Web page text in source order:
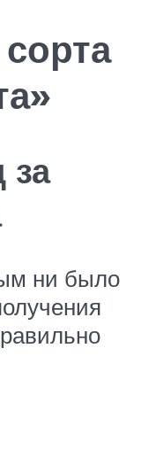
за
ни было